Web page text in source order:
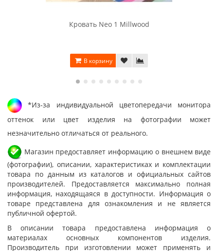
Кровать Neo 1 Millwood
В корзину
*Из-за индивидуальной цветопередачи монитора
оттенок или цвет изделия на фотографии может
незначительно отличаться от реального.
Магазин предоставляет информацию о внешнем виде
(фотографии), описании, характеристиках и комплектации
товара по данным из каталогов и официальных сайтов
производителей. Предоставляется максимально полная
информация, находящаяся в доступности. Информация о
товаре представлена для ознакомления и не является
публичной офертой.
В описании товара предоставлена информация о
материалах основных компонентов изделия.
Производитель при изготовлении может применять и